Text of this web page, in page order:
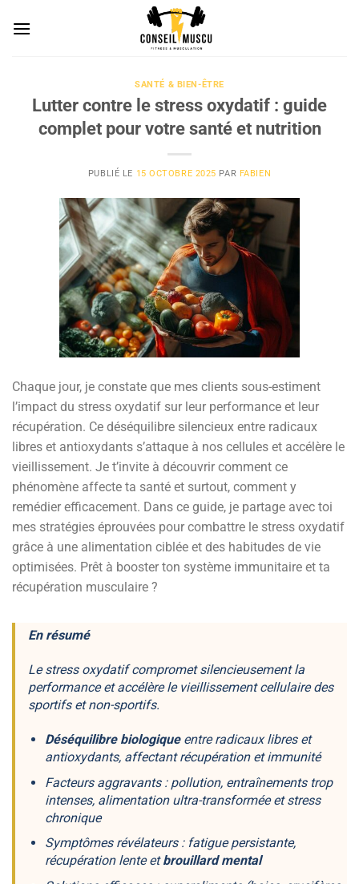
SANTÉ & BIEN-ÊTRE
Lutter contre le stress oxydatif : guide
complet pour votre santé et nutrition
PUBLIÉ LE 15 OCTOBRE 2025 PAR FABIEN
Chaque jour, je constate que mes clients sous-estiment
l’impact du stress oxydatif sur leur performance et leur
récupération. Ce déséquilibre silencieux entre radicaux
libres et antioxydants s’attaque à nos cellules et accélère le
vieillissement. Je t’invite à découvrir comment ce
phénomène affecte ta santé et surtout, comment y
remédier efficacement. Dans ce guide, je partage avec toi
mes stratégies éprouvées pour combattre le stress oxydatif
grâce à une alimentation ciblée et des habitudes de vie
optimisées. Prêt à booster ton système immunitaire et ta
récupération musculaire ?
En résumé
Le stress oxydatif compromet silencieusement la
performance et accélère le vieillissement cellulaire des
sportifs et non-sportifs.
Déséquilibre biologiqueentre radicaux libres et
antioxydants, affectant récupération et immunité
Facteurs aggravants : pollution, entraînements trop
intenses, alimentation ultra-transforméeet stress
chronique
Symptômes révélateurs : fatigue persistante,
récupération lente etbrouillard mental